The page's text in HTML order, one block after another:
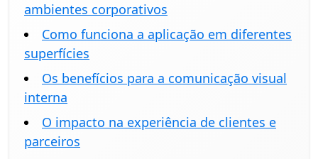
ambientes corporativos
Como funciona a aplicação em diferentes
superfícies
Os benefícios para a comunicação visual
interna
O impacto na experiência de clientes e
parceiros